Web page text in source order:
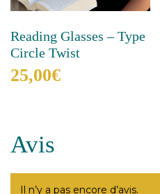
produit
Reading Glasses – Type
Circle Twist
25,00€
plusieurs
variations.
Les
options
Avis
Il n’y a pas encore d’avis.